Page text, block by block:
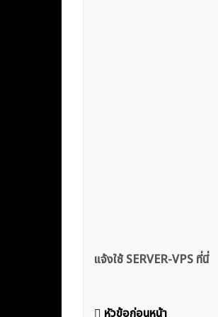
แจ้งใช้ SERVER-VPS ที่นี่
หัวข้อก่อนหน้า